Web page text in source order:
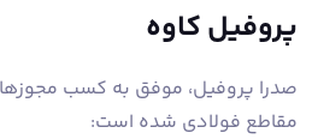
پروفیل کاوه
صدرا پروفیل، موفق به کسب
مقاطع فولادی شده است: